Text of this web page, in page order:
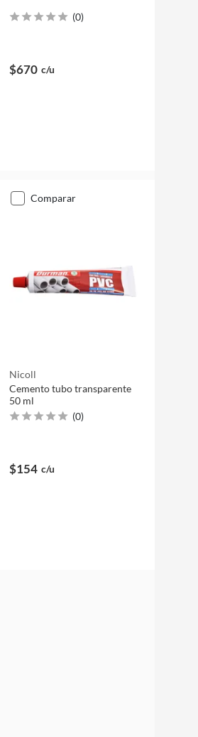
(0)
$670 c/u
comparar
Nicoll
Cemento tubo transparente
50 ml
(0)
$154 c/u